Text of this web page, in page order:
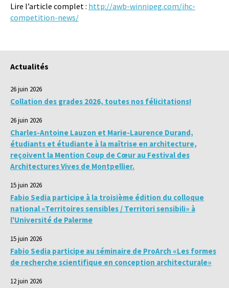
Lire l’article complet : http://awb-winnipeg.com/ihc-
competition-news/
Actualités
26 juin 2026
Collation des grades 2026, toutes nos félicitations!
26 juin 2026
Charles-Antoine Lauzon et Marie-Laurence Durand,
étudiants et étudiante à la maîtrise en architecture,
reçoivent la Mention Coup de Cœur au Festival des
Architectures Vives de Montpellier.
15 juin 2026
Fabio Sedia participe à la troisième édition du colloque
national «Territoires sensibles / Territori sensibili» à
l'Université de Palerme
15 juin 2026
Fabio Sedia participe au séminaire de ProArch «Les formes
de recherche scientifique en conception architecturale»
12 juin 2026